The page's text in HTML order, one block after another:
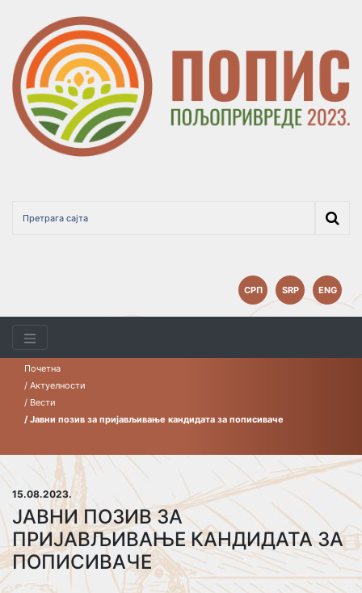
СРП SRP ENG
Почетна
/ Актуелности
/ Вести
/ Јавни позив за пријављивање кандидата за пописиваче
15.08.2023.
ЈАВНИ ПОЗИВ ЗА
ПРИЈАВЉИВАЊЕ КАНДИДАТА ЗА
ПОПИСИВАЧЕ